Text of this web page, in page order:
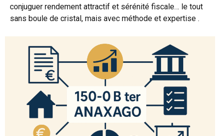
conjuguer rendement attractif et sérénité fiscale… le tout
sans boule de cristal, mais avec méthode et expertise .